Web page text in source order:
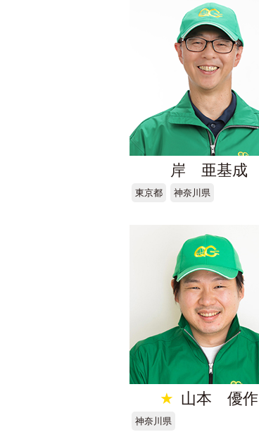
岸 亜基成
東京都 神奈川県
★ 山本 優作
神奈川県